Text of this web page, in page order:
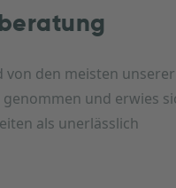
von den meisten unserer
und erwies
als unerlässlich